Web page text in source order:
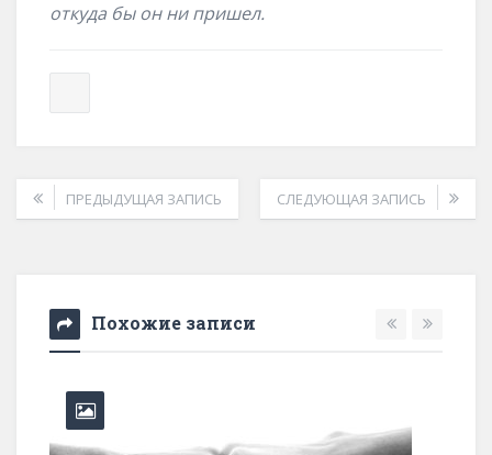
откуда бы он ни пришел.
ПРЕДЫДУЩАЯ ЗАПИСЬ СЛЕДУЮЩАЯ ЗАПИСЬ
Похожие записи